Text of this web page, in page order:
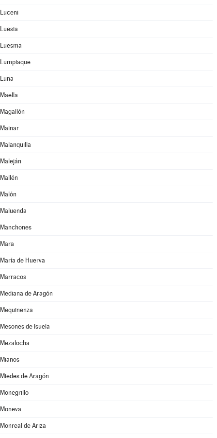
Luceni
Luesia
Luesma
Lumpiaque
Luna
Maella
Magallón
Mainar
Malanquilla
Maleján
Mallén
Malón
Maluenda
Manchones
Mara
María de Huerva
Marracos
Mediana de Aragón
Mequinenza
Mesones de Isuela
Mezalocha
Mianos
Miedes de Aragón
Monegrillo
Moneva
Monreal de Ariza